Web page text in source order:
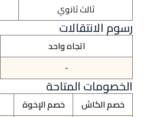
ثالث ثانوي
رسوم الانتقالات
اتجاه واحد
-
الخصومات المتاحة
خصم الكاش خصم الإخوة